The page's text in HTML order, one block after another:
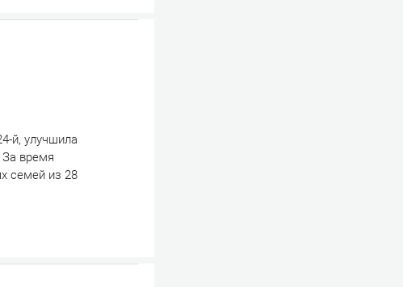
й, улучшила
За время
семей из 28